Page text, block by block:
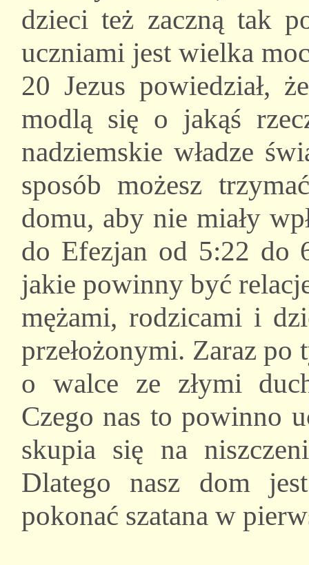
dzieci też zaczną tak
uczniami jest wielka
20 Jezus powiedział,
modlą się o jakąś
nadziemskie władze
sposób możesz
domu, aby nie miały
do Efezjan od 5:22 do
jakie powinny być
mężami, rodzicami i
przełożonymi. Zaraz
o walce ze złymi
Czego nas to powinno
skupia się na
Dlatego nasz dom
pokonać szatana w